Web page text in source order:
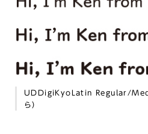
UDDigiKyoLatin Regular/
ら）